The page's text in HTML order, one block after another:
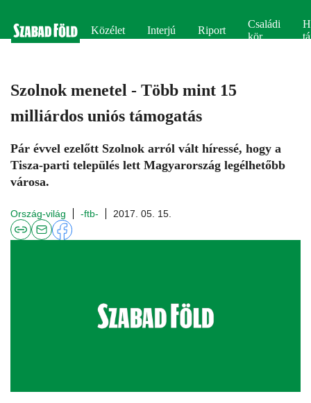
Közélet Interjú Riport
Családi
kör
Szolnok menetel - Több mint 15
milliárdos uniós támogatás
Pár évvel ezelőtt Szolnok arról vált híressé, hogy a
Tisza-parti település lett Magyarország legélhetőbb
városa.
Ország-világ -ftb- 2017. 05. 15.